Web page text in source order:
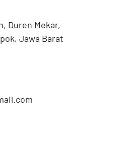
Duren Mekar,
Jawa Barat